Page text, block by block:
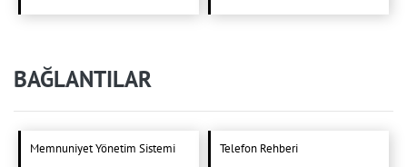
BAĞLANTILAR
Memnuniyet Yönetim Sistemi Telefon Rehberi